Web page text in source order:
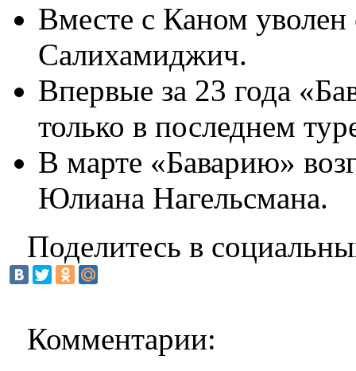
Вместе с Каном
Салихамиджич.
Впервые за 23 года
только в последнем
В марте «Баварию»
Юлиана Нагельсмана.
Поделитесь в
Комментарии: